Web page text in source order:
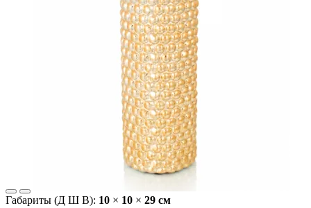
Габариты (Д Ш В): 10 × 10 × 29 cм